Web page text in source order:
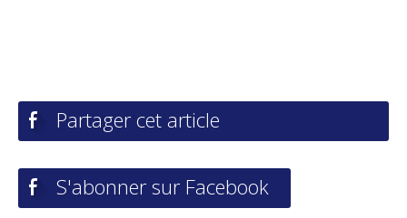
Partager cet article
S'abonner sur Facebook